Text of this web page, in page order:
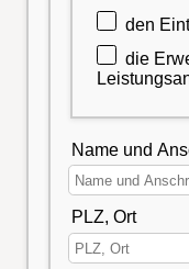
den
die
Name und
PLZ, Ort